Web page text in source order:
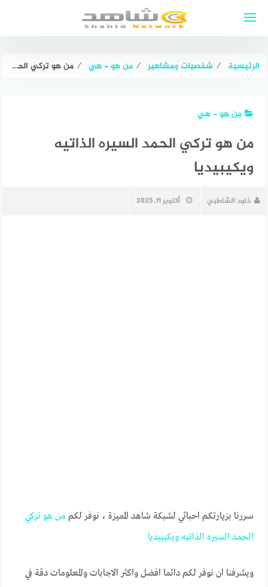
الرئيسية ⁄ شخصيات ومشاهير ⁄ من هو - هي ⁄ من هو تركي الحمد السيره الذاتيه ويكيبيديا
من هو - هي
من هو تركي الحمد السيره الذاتيه
ويكيبيديا
خلود الشاطبي أكتوبر 11, 2025
سررنا بزيارتكم احبائي لشبكة شاهد المميزة ، نوفر لكم من هو تركي
الحمد السيره الذاتيه ويكيبيديا
ويشرفنا ان نوفر لكم دائما افضل واكثر الاجابات والمعلومات دقة في